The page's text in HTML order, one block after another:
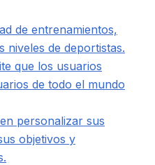
de entrenamientos,
niveles de deportistas.
que los usuarios
de todo el mundo
personalizar sus
objetivos y